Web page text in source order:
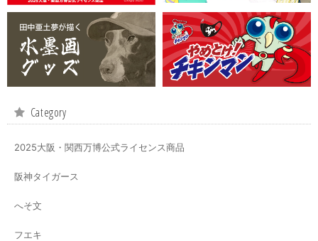
Category
2025大阪・関西万博公式ライセンス商品
阪神タイガース
へそ文
フエキ